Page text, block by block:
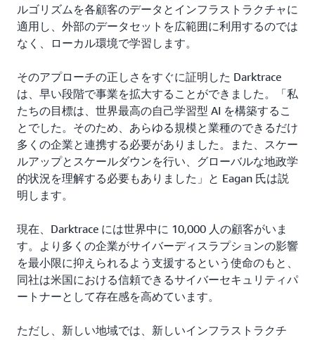
ルゴリズムを各顧客のデータとインフラストラクチャに
適用し、外部のデータセットを広範囲に利用するのでは
なく、ローカル環境で学習します。
そのアプローチの正しさをすぐに証明した Darktrace
は、早い段階で事業を拡大することができました。「私
たちの目標は、世界最高の自己学習型 AI を構築するこ
とでした。そのため、あらゆる規模と業種のできるだけ
多くの企業と連携する必要がありました。また、スケー
ルアップとスケールダウンを行い、グローバルな地政学
的状況を理解する必要もありました」と Eagan 氏は説
明します。
現在、Darktrace には世界中に 10,000 人の顧客がいま
す。より多くの企業がサイバーディスラプションの影響
を最小限に抑えられるよう支援するという使命のもと、
同社は米国における信頼できるサイバーセキュリティパ
ートナーとして存在感を高めています。
ただし、新しい地域では、新しいインフラストラクチ